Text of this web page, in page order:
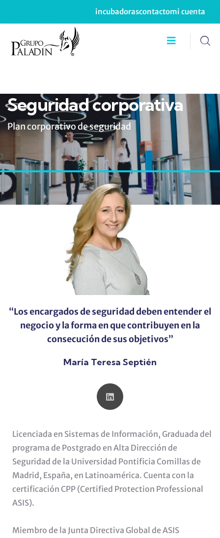
incubadorascontactomi cuenta
Seguridad corporativa
Plan corporativo de seguridad
“Los encargados de seguridad deben entender el
negocio y la forma en que contribuyen en la
consecución de sus objetivos”
María Teresa Septién
Licenciada en Sistemas de Información, Graduada del
programa de Postgrado en Alta Dirección de
Seguridad de la Universidad Pontificia Comillas de
Madrid, España, en Latinoamérica. Cuenta con la
certificación CPP (Certified Protection Professional
ASIS).
Miembro de la Junta Directiva Global de ASIS